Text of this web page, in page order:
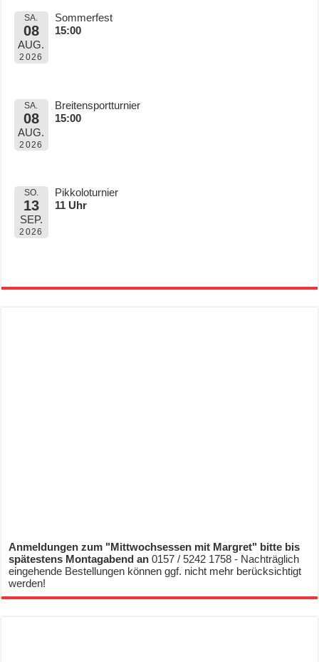
SA.
08
AUG.
2026
Sommerfest
15:00
SA.
08
AUG.
2026
Breitensportturnier
15:00
SO.
13
SEP.
2026
Pikkoloturnier
11 Uhr
Anmeldungen zum "Mittwochsessen mit Margret" bitte bis
spätestens Montagabend an0157 / 5242 1758 - Nachträglich
eingehende Bestellungen können ggf. nicht mehr berücksichtigt
werden!